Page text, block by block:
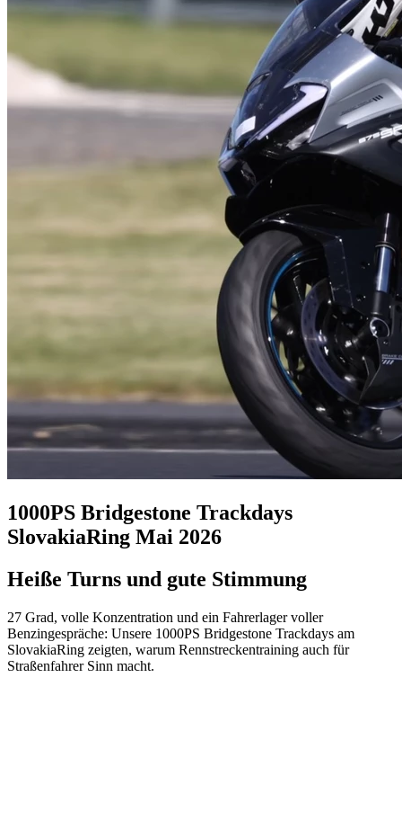
1000PS Bridgestone Trackdays
SlovakiaRing Mai 2026
Heiße Turns und gute Stimmung
27 Grad, volle Konzentration und ein Fahrerlager voller
Benzingespräche: Unsere 1000PS Bridgestone Trackdays am
SlovakiaRing zeigten, warum Rennstreckentraining auch für
Straßenfahrer Sinn macht.